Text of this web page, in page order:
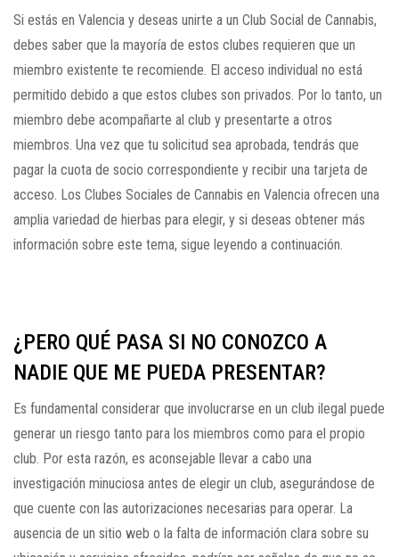
Si estás en Valencia y deseas unirte a un Club Social de Cannabis,
debes saber que la mayoría de estos clubes requieren que un
miembro existente te recomiende. El acceso individual no está
permitido debido a que estos clubes son privados. Por lo tanto, un
miembro debe acompañarte al club y presentarte a otros
miembros. Una vez que tu solicitud sea aprobada, tendrás que
pagar la cuota de socio correspondiente y recibir una tarjeta de
acceso. Los Clubes Sociales de Cannabis en Valencia ofrecen una
amplia variedad de hierbas para elegir, y si deseas obtener más
información sobre este tema, sigue leyendo a continuación.
¿PERO QUÉ PASA SI NO CONOZCO A
NADIE QUE ME PUEDA PRESENTAR?
Es fundamental considerar que involucrarse en un club ilegal puede
generar un riesgo tanto para los miembros como para el propio
club. Por esta razón, es aconsejable llevar a cabo una
investigación minuciosa antes de elegir un club, asegurándose de
que cuente con las autorizaciones necesarias para operar. La
ausencia de un sitio web o la falta de información clara sobre su